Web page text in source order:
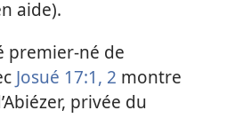
aide).
premier-né de
Josué 17:1, 2 montre
privée du